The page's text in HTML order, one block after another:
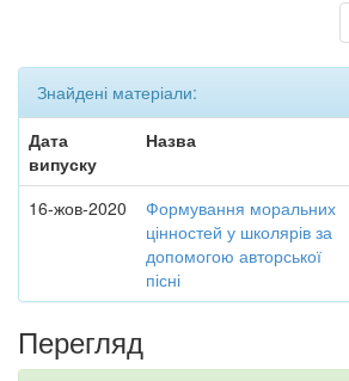
Знайдені матеріали:
Дата
випуску
Назва
16-жов-2020
Формування моральних
цінностей у школярів за
допомогою авторської
пісні
Перегляд